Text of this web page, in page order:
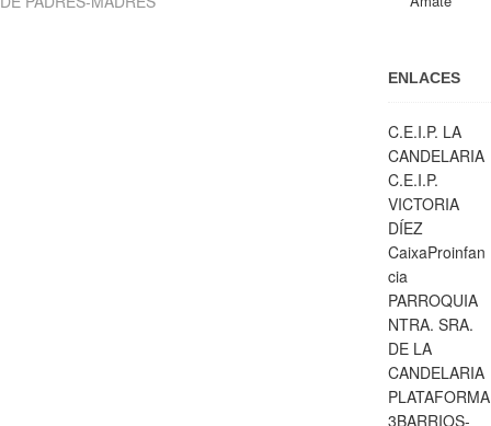
ENLACES
C.E.I.P. LA
CANDELARIA
C.E.I.P.
VICTORIA
DÍEZ
CaixaProinfan
cia
PARROQUIA
NTRA. SRA.
DE LA
CANDELARIA
PLATAFORMA
3BARRIOS-